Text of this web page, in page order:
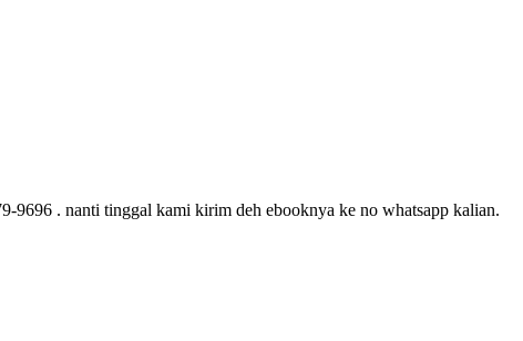
9696 . nanti tinggal kami kirim deh ebooknya ke no whatsapp kalian.